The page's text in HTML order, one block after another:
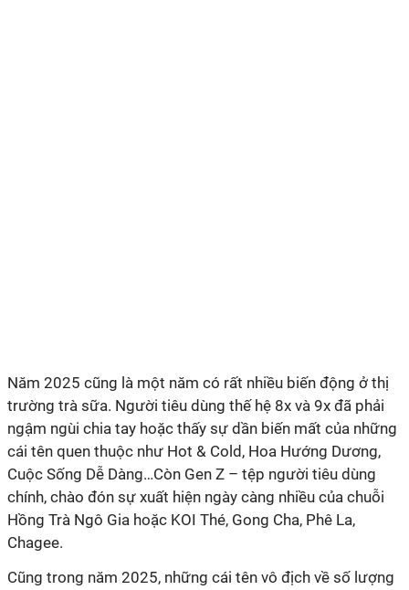
Năm 2025 cũng là một năm có rất nhiều biến động ở thị
trường trà sữa. Người tiêu dùng thế hệ 8x và 9x đã phải
ngậm ngùi chia tay hoặc thấy sự dần biến mất của những
cái tên quen thuộc như Hot & Cold, Hoa Hướng Dương,
Cuộc Sống Dễ Dàng…Còn Gen Z – tệp người tiêu dùng
chính, chào đón sự xuất hiện ngày càng nhiều của chuỗi
Hồng Trà Ngô Gia hoặc KOI Thé, Gong Cha, Phê La,
Chagee.
Cũng trong năm 2025, những cái tên vô địch về số lượng